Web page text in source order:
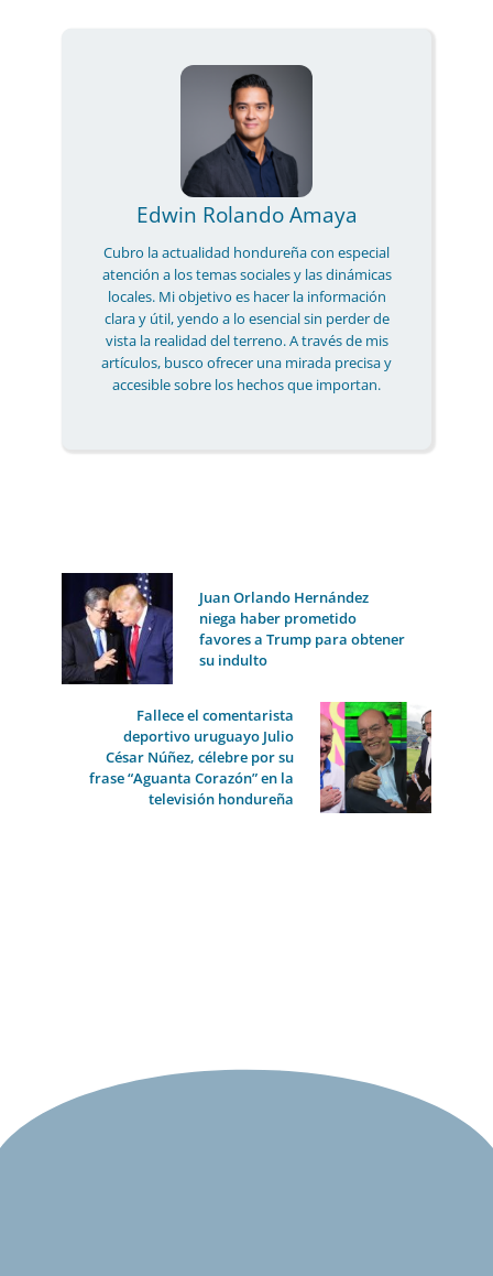
Edwin Rolando Amaya
Cubro la actualidad hondureña con especial
atención a los temas sociales y las dinámicas
locales. Mi objetivo es hacer la información
clara y útil, yendo a lo esencial sin perder de
vista la realidad del terreno. A través de mis
artículos, busco ofrecer una mirada precisa y
accesible sobre los hechos que importan.
Juan Orlando Hernández
niega haber prometido
favores a Trump para obtener
su indulto
Fallece el comentarista
deportivo uruguayo Julio
César Núñez, célebre por su
frase “Aguanta Corazón” en la
televisión hondureña